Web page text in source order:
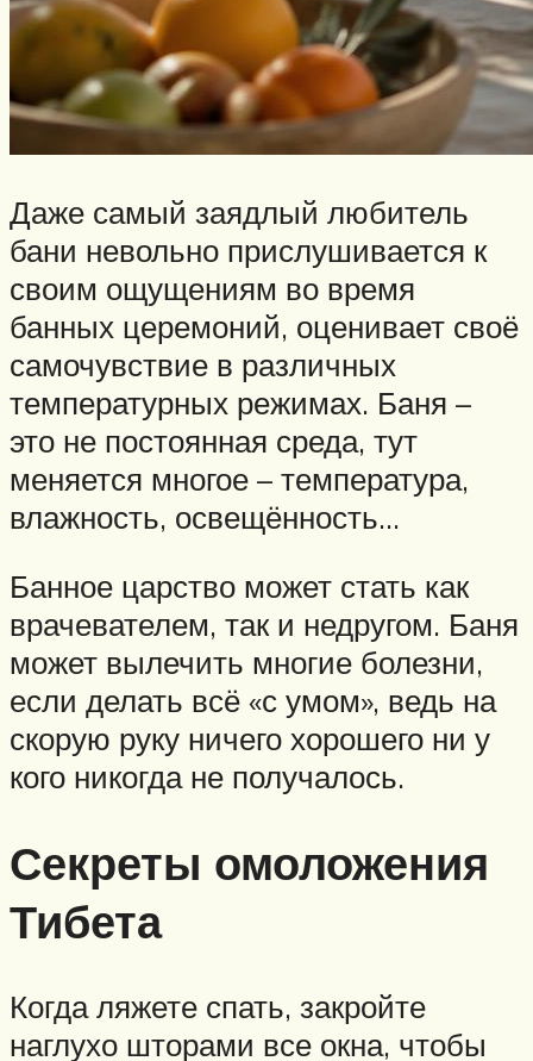
Даже самый заядлый любитель
бани невольно прислушивается к
своим ощущениям во время
банных церемоний, оценивает своё
самочувствие в различных
температурных режимах. Баня –
это не постоянная среда, тут
меняется многое – температура,
влажность, освещённость…
Банное царство может стать как
врачевателем, так и недругом. Баня
может вылечить многие болезни,
если делать всё «с умом», ведь на
скорую руку ничего хорошего ни у
кого никогда не получалось.
Секреты омоложения
Тибета
Когда ляжете спать, закройте
наглухо шторами все окна, чтобы